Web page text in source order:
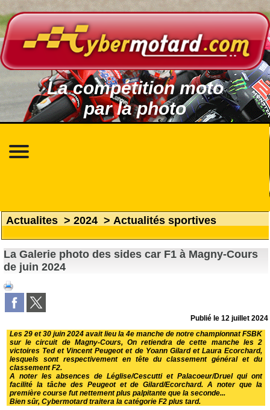
La compétition moto
par la photo
Actualites > 2024 > Actualités sportives
La Galerie photo des sides car F1 à Magny-Cours
de juin 2024
Publié le12 juillet 2024
Les 29 et 30 juin 2024 avait lieu la 4e manche de notre championnat FSBK
sur le circuit de Magny-Cours, On retiendra de cette manche les 2
victoires Ted et Vincent Peugeot et de Yoann Gilard et Laura Ecorchard,
lesquels sont respectivement en tête du classement général et du
classement F2.
A noter les absences de Léglise/Cescutti et Palacoeur/Druel qui ont
facilité la tâche des Peugeot et de Gilard/Ecorchard. A noter que la
première course fut nettement plus palpitante que la seconde...
Bien sûr, Cybermotard traitera la catégorie F2 plus tard.